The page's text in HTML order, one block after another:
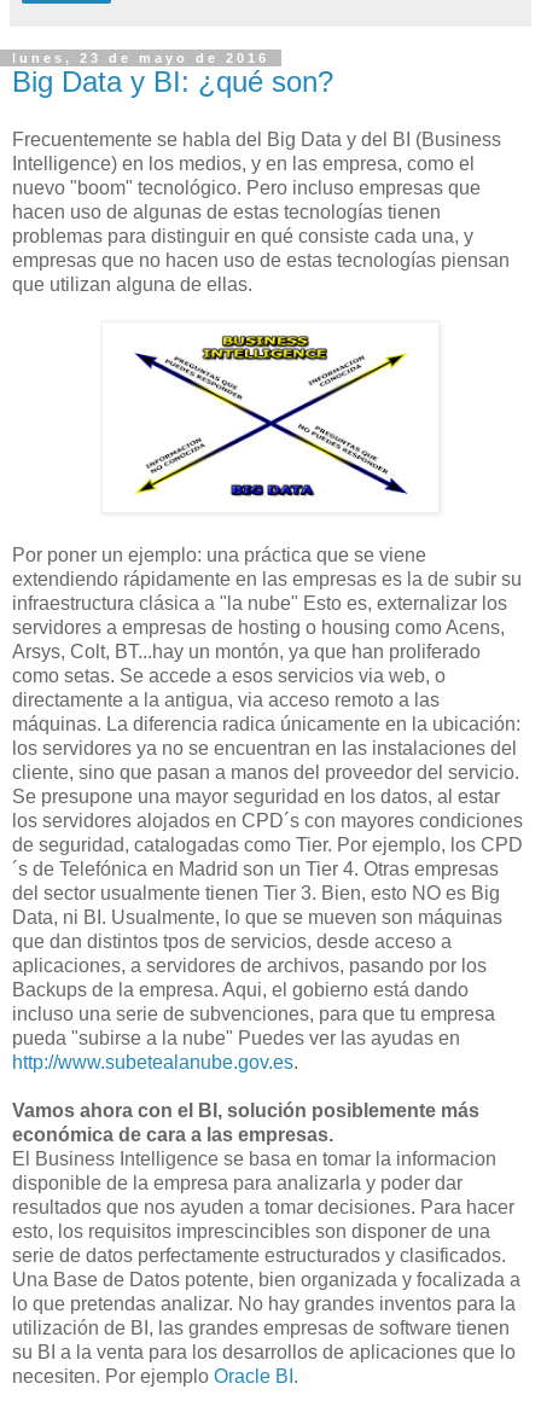
lunes, 23 de mayo de 2016
Big Data y BI: ¿qué son?
Frecuentemente se habla del Big Data y del BI (Business
Intelligence) en los medios, y en las empresa, como el
nuevo "boom" tecnológico. Pero incluso empresas que
hacen uso de algunas de estas tecnologías tienen
problemas para distinguir en qué consiste cada una, y
empresas que no hacen uso de estas tecnologías piensan
que utilizan alguna de ellas.
Por poner un ejemplo: una práctica que se viene
extendiendo rápidamente en las empresas es la de subir su
infraestructura clásica a "la nube" Esto es, externalizar los
servidores a empresas de hosting o housing como Acens,
Arsys, Colt, BT...hay un montón, ya que han proliferado
como setas. Se accede a esos servicios via web, o
directamente a la antigua, via acceso remoto a las
máquinas. La diferencia radica únicamente en la ubicación:
los servidores ya no se encuentran en las instalaciones del
cliente, sino que pasan a manos del proveedor del servicio.
Se presupone una mayor seguridad en los datos, al estar
los servidores alojados en CPD´s con mayores condiciones
de seguridad, catalogadas como Tier. Por ejemplo, los CPD
´s de Telefónica en Madrid son un Tier 4. Otras empresas
del sector usualmente tienen Tier 3. Bien, esto NO es Big
Data, ni BI. Usualmente, lo que se mueven son máquinas
que dan distintos tpos de servicios, desde acceso a
aplicaciones, a servidores de archivos, pasando por los
Backups de la empresa. Aqui, el gobierno está dando
incluso una serie de subvenciones, para que tu empresa
pueda "subirse a la nube" Puedes ver las ayudas en
http://www.subetealanube.gov.es.
Vamos ahora con el BI, solución posiblemente más
económica de cara a las empresas.
El Business Intelligence se basa en tomar la informacion
disponible de la empresa para analizarla y poder dar
resultados que nos ayuden a tomar decisiones. Para hacer
esto, los requisitos imprescincibles son disponer de una
serie de datos perfectamente estructurados y clasificados.
Una Base de Datos potente, bien organizada y focalizada a
lo que pretendas analizar. No hay grandes inventos para la
utilización de BI, las grandes empresas de software tienen
su BI a la venta para los desarrollos de aplicaciones que lo
necesiten. Por ejemplo Oracle BI .